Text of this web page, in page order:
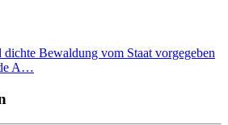
Bewaldung vom Staat vorgegeben
A…